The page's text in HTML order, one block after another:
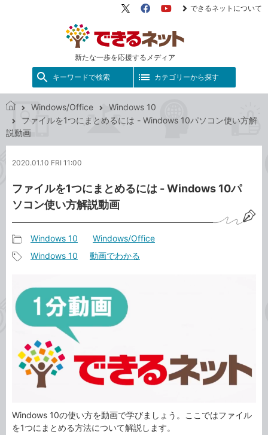
新たな一歩を応援するメディア
X（旧
FacebookYouTube
できるネットについて
キーワードで検索 カテゴリーから探す
で
き
ッ
Windows/Office
Windows 10
ファイルを1つにまとめるには - Windows 10パソコン使い方解
説動画
2020.01.10 FRI 11:00
ファイルを1つにまとめるには - Windows 10パ
ソコン使い方解説動画
事
テ
リ
Windows 10 Windows/Office
タ
Windows 10 動画でわかる
Windows 10の使い方を動画で学びましょう。ここではファイル
を1つにまとめる方法について解説します。